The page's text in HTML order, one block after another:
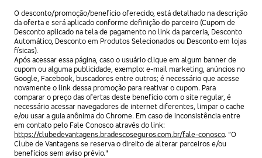
O desconto/promoção/benefício oferecido, está detalhado na descrição
da oferta e será aplicado conforme definição do parceiro (Cupom de
Desconto aplicado na tela de pagamento no link da parceria, Desconto
Automático, Desconto em Produtos Selecionados ou Desconto em lojas
físicas).
Após acessar essa página, caso o usuário clique em algum banner de
cupom ou alguma publicidade, exemplo: e-mail marketing, anúncios no
Google, Facebook, buscadores entre outros; é necessário que acesse
novamente o link dessa promoção para reativar o cupom. Para
comparar o preço das ofertas deste benefício com o site regular, é
necessário acessar navegadores de internet diferentes, limpar o cache
e/ou usar a guia anônima do Chrome. Em caso de inconsistência entre
em contato pelo Fale Conosco através do link:
https://clubedevantagens.bradescoseguros.com.br/fale-conosco. “O
Clube de Vantagens se reserva o direito de alterar parceiros e/ou
benefícios sem aviso prévio."